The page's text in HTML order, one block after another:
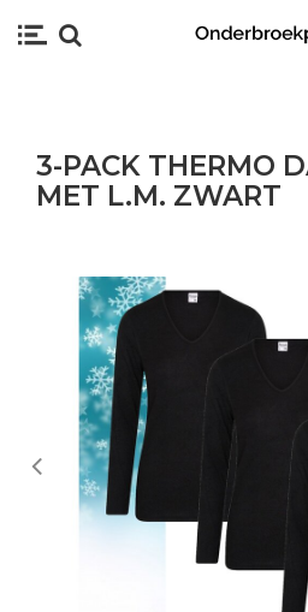
3-PACK THERMO
MET L.M. ZWART